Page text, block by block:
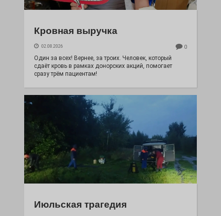
Кровная выручка
02.08.2026 0
Один за всех! Вернее, за троих. Человек, который
сдаёт кровь в рамках донорских акций, помогает
сразу трём пациентам!
Июльская трагедия